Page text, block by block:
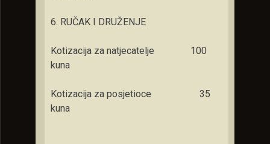
6. RUČAK I DRUŽENJE
Kotizacija za natjecatelje 100
kuna
Kotizacija za posjetioce 35
kuna